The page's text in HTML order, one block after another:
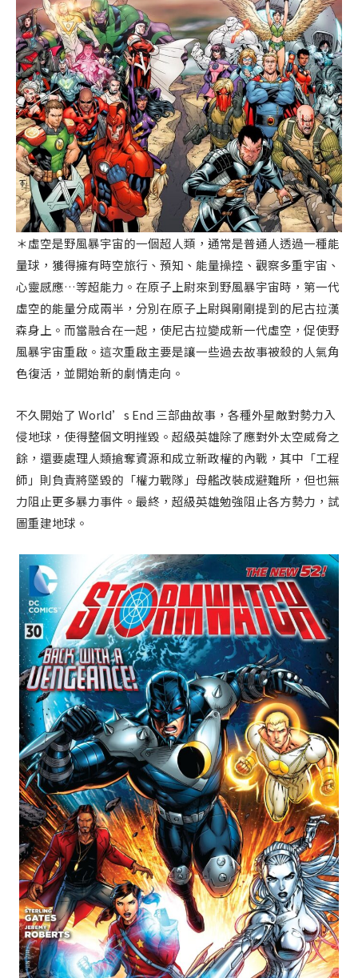
＊虛空是野風暴宇宙的一個超人類，通常是普通人透過一種能
量球，獲得擁有時空旅行、預知、能量操控、觀察多重宇宙、
心靈感應…等超能力。在原子上尉來到野風暴宇宙時，第一代
虛空的能量分成兩半，分別在原子上尉與剛剛提到的尼古拉漢
森身上。而當融合在一起，使尼古拉變成新一代虛空，促使野
風暴宇宙重啟。這次重啟主要是讓一些過去故事被殺的人氣角
色復活，並開始新的劇情走向。
不久開始了 World’s End 三部曲故事，各種外星敵對勢力入
侵地球，使得整個文明摧毀。超級英雄除了應對外太空威脅之
餘，還要處理人類搶奪資源和成立新政權的內戰，其中「工程
師」則負責將墜毀的「權力戰隊」母艦改裝成避難所，但也無
力阻止更多暴力事件。最終，超級英雄勉強阻止各方勢力，試
圖重建地球。